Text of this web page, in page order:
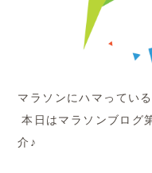
マラソンにハマってい
本日はマラソンブログ
介♪